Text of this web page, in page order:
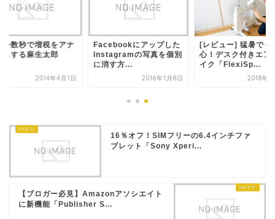
か数秒で増税をアナ
スする麻生太郎
2014年4月1日
Facebookにアップした
Instagramの写真を個別
に消す方...
2016年1月8日
[レビュー] 猛暑でも
心！デスク付きエア
イク「FlexiSp...
2018年8
16％オフ！SIMフリーの6.4インチファ
ブレット「Sony Xperi...
【ブロガー必見】Amazonアソシエイト
に新機能「Publisher S...